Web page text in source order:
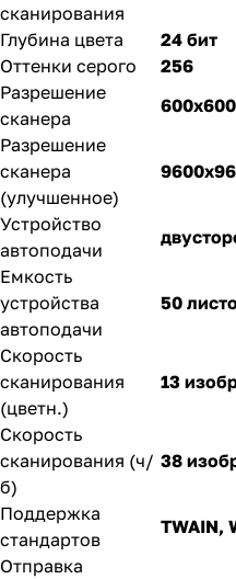
сканирования
Глубина цвета
24 бит
Оттенки серого
256
Разрешение
сканера
600x600
Разрешение
сканера
(улучшенное)
Устройство
автоподачи
Емкость
устройства
автоподачи
50
Скорость
сканирования
(цветн.)
13
Скорость
сканирования (ч/
б)
38
Поддержка
стандартов
TWAIN,
Отправка